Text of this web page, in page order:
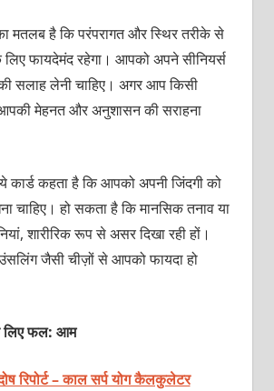
मतलब है कि परंपरागत और स्थिर तरीके से
फायदेमंद रहेगा। आपको अपने सीनियर्स
सलाह लेनी चाहिए। अगर आप किसी
मेहनत और अनुशासन की सराहना
कहता है कि आपको अपनी जिंदगी को
चाहिए। हो सकता है कि मानसिक तनाव या
शारीरिक रूप से असर दिखा रही हों।
जैसी चीज़ों से आपको फायदा हो
लिए फल: आम
रिपोर्ट – काल सर्प योग कैलकुलेटर